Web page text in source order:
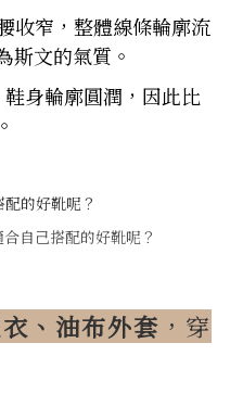
收窄，整體線條輪廓流
斯文的氣質。
身輪廓圓潤，因此比
自己搭配的好靴呢？
、油布外套 ，穿